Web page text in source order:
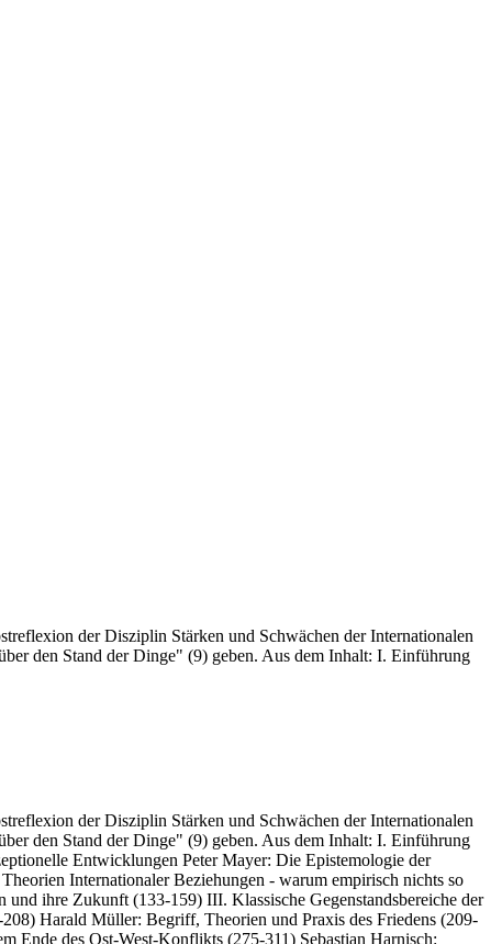
der Disziplin Stärken und Schwächen der Internationalen
den Stand der Dinge" (9) geben. Aus dem Inhalt: I. Einführung
der Disziplin Stärken und Schwächen der Internationalen
den Stand der Dinge" (9) geben. Aus dem Inhalt: I. Einführung
Entwicklungen Peter Mayer: Die Epistemologie der
Internationaler Beziehungen - warum empirisch nichts so
ihre Zukunft (133-159) III. Klassische Gegenstandsbereiche der
Harald Müller: Begriff, Theorien und Praxis des Friedens (209-
Ende des Ost-West-Konflikts (275-311) Sebastian Harnisch: